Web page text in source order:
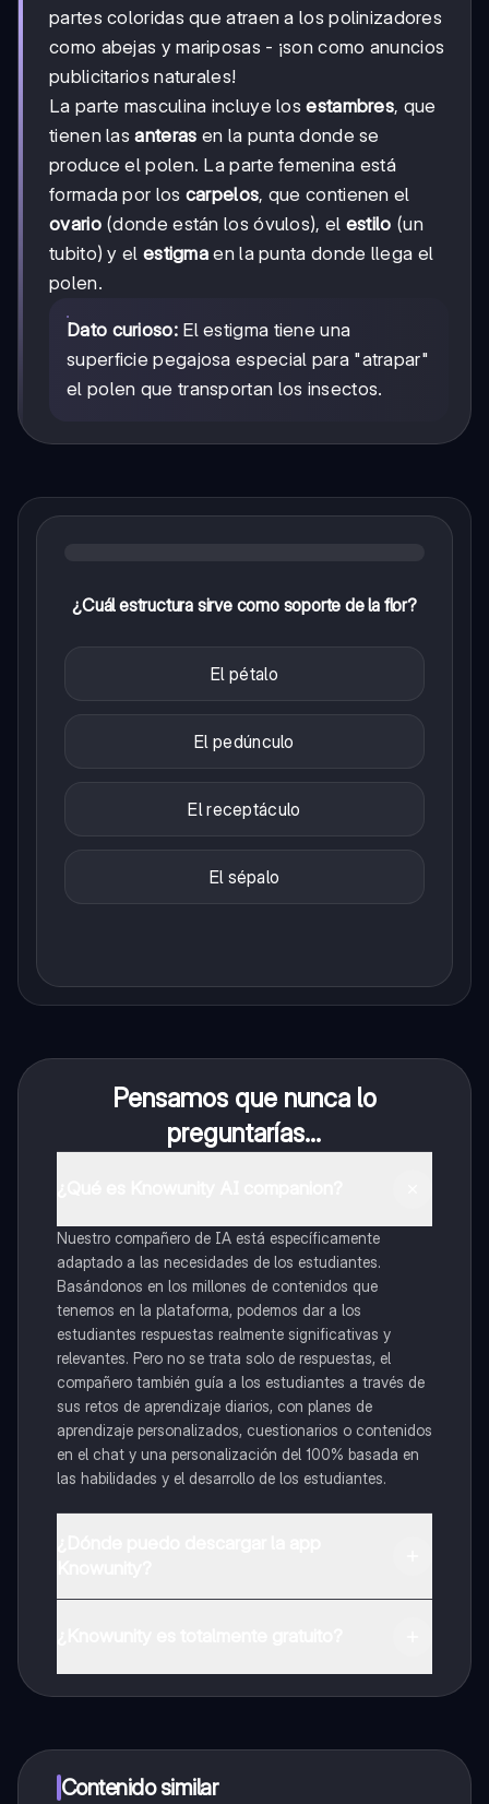
partes coloridas que atraen a los polinizadores
como abejas y mariposas - ¡son como anuncios
publicitarios naturales!
La parte masculina incluye losestambres, que
tienen lasanteras en la punta donde se
produce el polen. La parte femenina está
formada por los carpelos, que contienen el
ovario(donde están los óvulos), el estilo (un
tubito) y el estigma en la punta donde llega el
polen.
Dato curioso:El estigma tiene una
superficie pegajosa especial para "atrapar"
el polen que transportan los insectos.
¿Cuál estructura sirve como soporte de la flor?
El pétalo
El pedúnculo
El receptáculo
El sépalo
Pensamos que nunca lo
preguntarías...
Nuestro compañero de IA está específicamente
adaptado a las necesidades de los estudiantes.
Basándonos en los millones de contenidos que
tenemos en la plataforma, podemos dar a los
estudiantes respuestas realmente significativas y
relevantes. Pero no se trata solo de respuestas, el
compañero también guía a los estudiantes a través de
sus retos de aprendizaje diarios, con planes de
aprendizaje personalizados, cuestionarios o contenidos
en el chat y una personalización del 100% basada en
las habilidades y el desarrollo de los estudiantes.
a determinadas funciones.
Contenido similar